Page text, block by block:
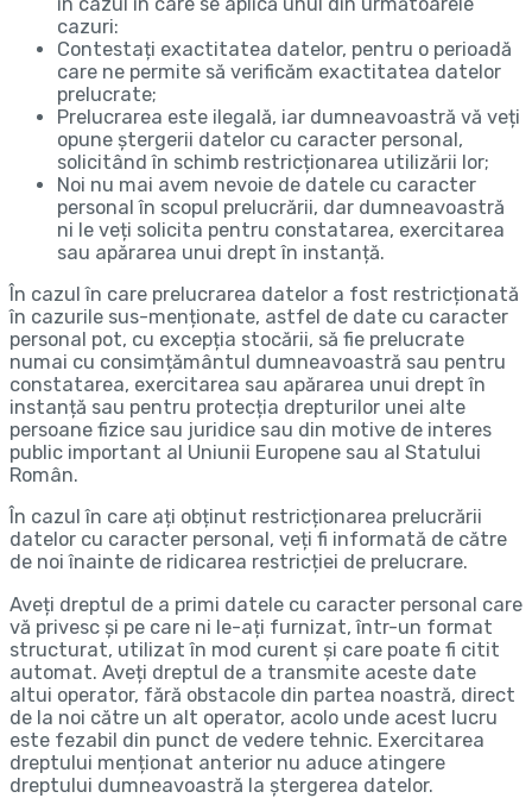
cazuri:
Contestați exactitatea datelor, pentru o perioadă
care ne permite să verificăm exactitatea datelor
prelucrate;
Prelucrarea este ilegală, iar dumneavoastră vă veți
opune ștergerii datelor cu caracter personal,
solicitând în schimb restricționarea utilizării lor;
Noi nu mai avem nevoie de datele cu caracter
personal în scopul prelucrării, dar dumneavoastră
ni le veți solicita pentru constatarea, exercitarea
sau apărarea unui drept în instanță.
În cazul în care prelucrarea datelor a fost restricționată
în cazurile sus-menționate, astfel de date cu caracter
personal pot, cu excepția stocării, să fie prelucrate
numai cu consimțământul dumneavoastră sau pentru
constatarea, exercitarea sau apărarea unui drept în
instanță sau pentru protecția drepturilor unei alte
persoane fizice sau juridice sau din motive de interes
public important al Uniunii Europene sau al Statului
Român.
În cazul în care ați obținut restricționarea prelucrării
datelor cu caracter personal, veți fi informată de către
de noi înainte de ridicarea restricției de prelucrare.
Aveți dreptul de a primi datele cu caracter personal care
vă privesc și pe care ni le-ați furnizat, într-un format
structurat, utilizat în mod curent și care poate fi citit
automat. Aveți dreptul de a transmite aceste date
altui operator, fără obstacole din partea noastră, direct
de la noi către un alt operator, acolo unde acest lucru
este fezabil din punct de vedere tehnic. Exercitarea
dreptului menționat anterior nu aduce atingere
dreptului dumneavoastră la ștergerea datelor.